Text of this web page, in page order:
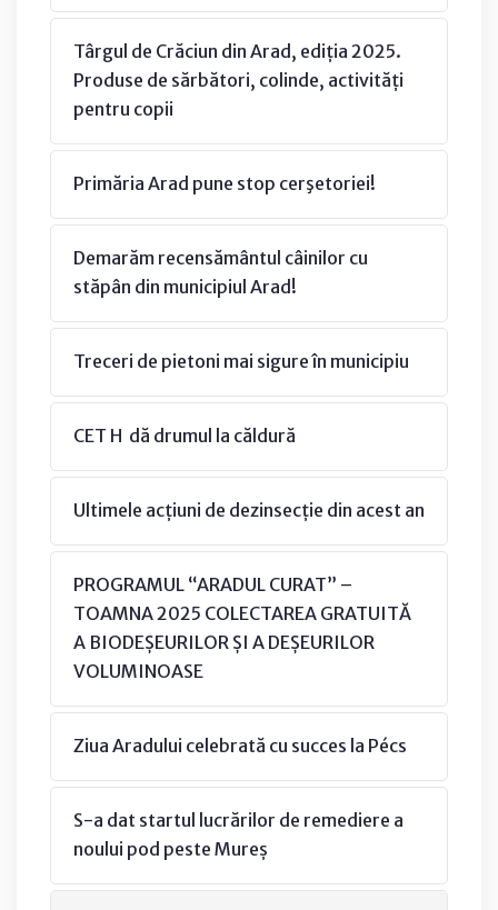
Târgul de Crăciun din Arad, ediția 2025.
Produse de sărbători, colinde, activități
pentru copii
Primăria Arad pune stop cerşetoriei!
Demarăm recensământul câinilor cu
stăpân din municipiul Arad!
Treceri de pietoni mai sigure în municipiu
CET H dă drumul la căldură
Ultimele acțiuni de dezinsecție din acest an
PROGRAMUL “ARADUL CURAT” –
TOAMNA 2025 COLECTAREA GRATUITĂ
A BIODEȘEURILOR ȘI A DEȘEURILOR
VOLUMINOASE
Ziua Aradului celebrată cu succes la Pécs
S-a dat startul lucrărilor de remediere a
noului pod peste Mureș